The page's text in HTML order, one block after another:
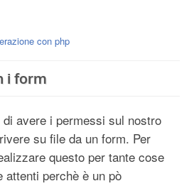
con php
i form
avere i permessi sul nostro
su file da un form. Per
questo per tante cose
attenti perchè è un pò